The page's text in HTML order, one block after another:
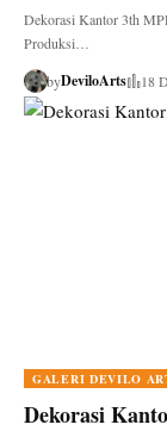
Dekorasi Kantor 3th
Produksi…
byDeviloArts 18
GALERI DEVILO
Dekorasi